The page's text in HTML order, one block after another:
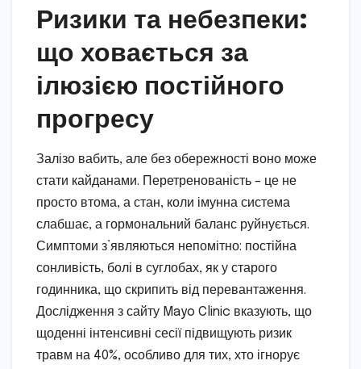
Ризики та небезпеки:
що ховається за
ілюзією постійного
прогресу
Залізо вабить, але без обережності воно може
стати кайданами. Перетренованість – це не
просто втома, а стан, коли імунна система
слабшає, а гормональний баланс руйнується.
Симптоми з’являються непомітно: постійна
сонливість, болі в суглобах, як у старого
годинника, що скрипить від перевантаження.
Дослідження з сайту Mayo Clinic вказують, що
щоденні інтенсивні сесії підвищують ризик
травм на 40%, особливо для тих, хто ігнорує